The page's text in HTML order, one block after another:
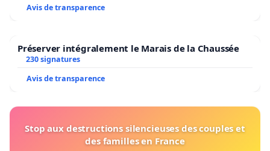
Avis de transparence
Préserver intégralement le Marais de la Chaussée
230 signatures
Avis de transparence
Stop aux destructions silencieuses des couples et
des familles en France